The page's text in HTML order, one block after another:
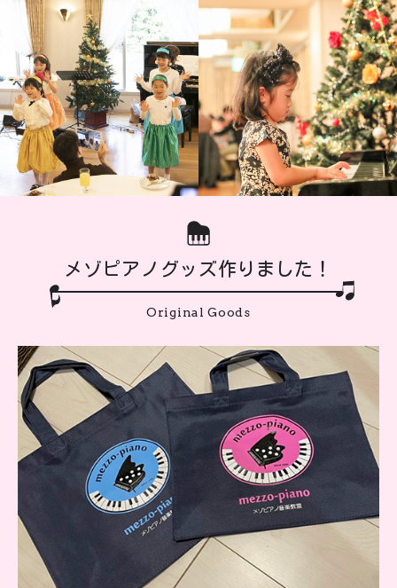
メゾピアノグッズ作りました！
Original Goods